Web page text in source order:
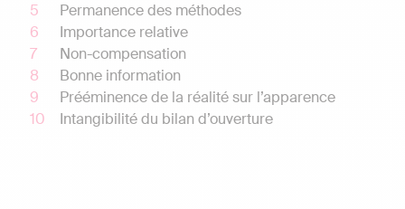
Permanence des méthodes
Importance relative
Non-compensation
Bonne information
Prééminence de la réalité sur l’apparence
Intangibilité du bilan d’ouverture